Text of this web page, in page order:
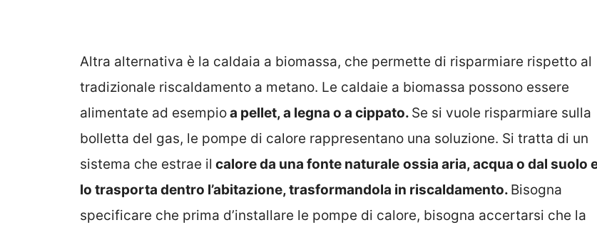
Altra alternativa è la caldaia a biomassa, che permette di risparmiare rispetto al
tradizionale riscaldamento a metano. Le caldaie a biomassa possono essere
alimentate ad esempio a pellet, a legna o a cippato. Se si vuole risparmiare sulla
bolletta del gas, le pompe di calore rappresentano una soluzione. Si tratta di un
sistema che estrae il calore da una fonte naturale ossia aria, acqua o dal suolo e
lo trasporta dentro l’abitazione, trasformandola in riscaldamento. Bisogna
specificare che prima d’installare le pompe di calore, bisogna accertarsi che la